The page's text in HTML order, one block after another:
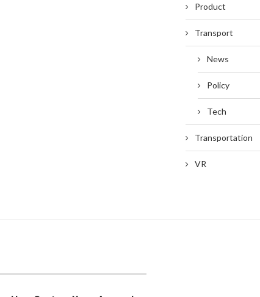
Product
Transport
News
Policy
Tech
Transportation
VR